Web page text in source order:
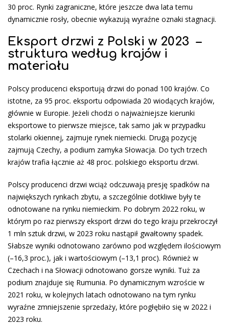
30 proc.​ Rynki zagraniczne, które jeszcze dwa lata temu
dynamicznie rosły, obecnie wykazują wyraźne oznaki stagnacji​.
Eksport drzwi z Polski w 2023 –
struktura według krajów i
materiału
Polscy producenci eksportują drzwi do ponad 100 krajów. Co
istotne, za 95 proc. eksportu odpowiada 20 wiodących krajów,
głównie w Europie. Jeżeli chodzi o najważniejsze kierunki
eksportowe to pierwsze miejsce, tak samo jak w przypadku
stolarki okiennej, zajmuje rynek niemiecki. Drugą pozycję
zajmują Czechy, a podium zamyka Słowacja. Do tych trzech
krajów trafia łącznie aż 48 proc. polskiego eksportu drzwi.
Polscy producenci drzwi wciąż odczuwają presję spadków na
największych rynkach zbytu, a szczególnie dotkliwe były te
odnotowane na rynku niemieckim. Po dobrym 2022 roku, w
którym po raz pierwszy eksport drzwi do tego kraju przekroczył
1 mln sztuk drzwi, w 2023 roku nastąpił gwałtowny spadek.
Słabsze wyniki odnotowano zarówno pod względem ilościowym
(–16,3 proc.), jak i wartościowym (–13,1 proc). Również w
Czechach i na Słowacji odnotowano gorsze wyniki. Tuż za
podium znajduje się Rumunia. Po dynamicznym wzroście w
2021 roku, w kolejnych latach odnotowano na tym rynku
wyraźne zmniejszenie sprzedaży, które pogłębiło się w 2022 i
2023 roku.